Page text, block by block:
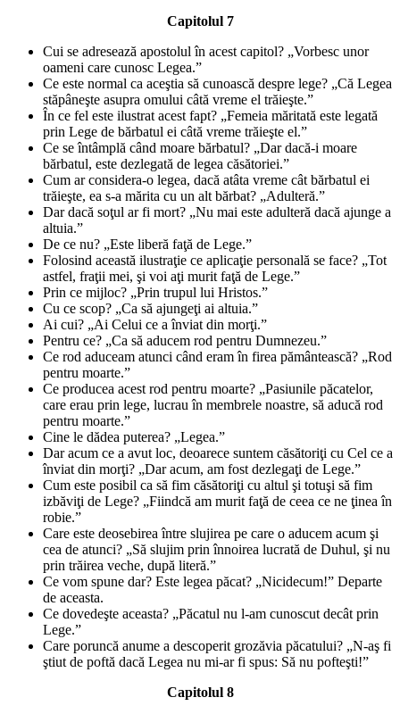
Capitolul 7
Cui se adresează apostolul în acest capitol? „Vorbesc unor
oameni care cunosc Legea.”
Ce este normal ca aceştia să cunoască despre lege? „Că Legea
stăpâneşte asupra omului câtă vreme el trăieşte.”
În ce fel este ilustrat acest fapt? „Femeia măritată este legată
prin Lege de bărbatul ei câtă vreme trăieşte el.”
Ce se întâmplă când moare bărbatul? „Dar dacă-i moare
bărbatul, este dezlegată de legea căsătoriei.”
Cum ar considera-o legea, dacă atâta vreme cât bărbatul ei
trăieşte, ea s-a mărita cu un alt bărbat? „Adulteră.”
Dar dacă soţul ar fi mort? „Nu mai este adulteră dacă ajunge a
altuia.”
De ce nu? „Este liberă faţă de Lege.”
Folosind această ilustraţie ce aplicaţie personală se face? „Tot
astfel, fraţii mei, şi voi aţi murit faţă de Lege.”
Prin ce mijloc? „Prin trupul lui Hristos.”
Cu ce scop? „Ca să ajungeţi ai altuia.”
Ai cui? „Ai Celui ce a înviat din morţi.”
Pentru ce? „Ca să aducem rod pentru Dumnezeu.”
Ce rod aduceam atunci când eram în firea pământească? „Rod
pentru moarte.”
Ce producea acest rod pentru moarte? „Pasiunile păcatelor,
care erau prin lege, lucrau în membrele noastre, să aducă rod
pentru moarte.”
Cine le dădea puterea? „Legea.”
Dar acum ce a avut loc, deoarece suntem căsătoriţi cu Cel ce a
înviat din morţi? „Dar acum, am fost dezlegaţi de Lege.”
Cum este posibil ca să fim căsătoriţi cu altul şi totuşi să fim
izbăviţi de Lege? „Fiindcă am murit faţă de ceea ce ne ţinea în
robie.”
Care este deosebirea între slujirea pe care o aducem acum şi
cea de atunci? „Să slujim prin înnoirea lucrată de Duhul, şi nu
prin trăirea veche, după literă.”
Ce vom spune dar? Este legea păcat? „Nicidecum!” Departe
de aceasta.
Ce dovedeşte aceasta? „Păcatul nu l-am cunoscut decât prin
Lege.”
Care poruncă anume a descoperit grozăvia păcatului? „N-aş fi
ştiut de poftă dacă Legea nu mi-ar fi spus: Să nu pofteşti!”
Capitolul 8